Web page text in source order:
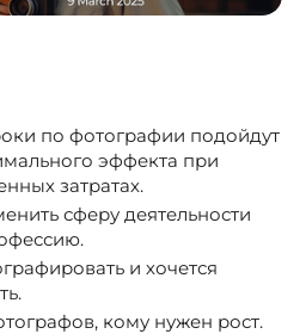
по фотографии подойдут
эффекта при
затратах.
сферу деятельности
и хочется
кому нужен рост.